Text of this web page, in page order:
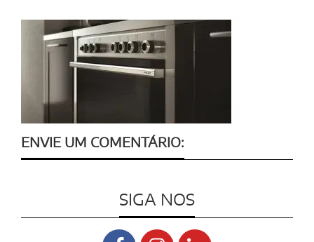
ENVIE UM COMENTÁRIO:
SIGA NOS